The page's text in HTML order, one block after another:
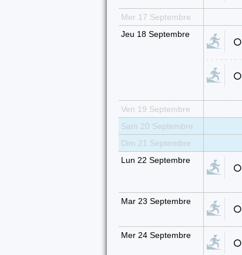
Mer 17 Septembre
Jeu 18 Septembre
⚪
⚪
Ven 19 Septembre
Sam 20 Septembre
Dim 21 Septembre
Lun 22 Septembre
⚪
Mar 23 Septembre
⚪
Mer 24 Septembre
⚪